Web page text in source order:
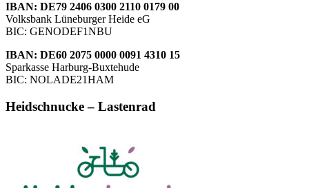
IBAN: DE79 2406 0300 2110 0179 00
Volksbank Lüneburger Heide eG
BIC: GENODEF1NBU
IBAN: DE60 2075 0000 0091 4310 15
Sparkasse Harburg-Buxtehude
BIC: NOLADE21HAM
Heidschnucke – Lastenrad